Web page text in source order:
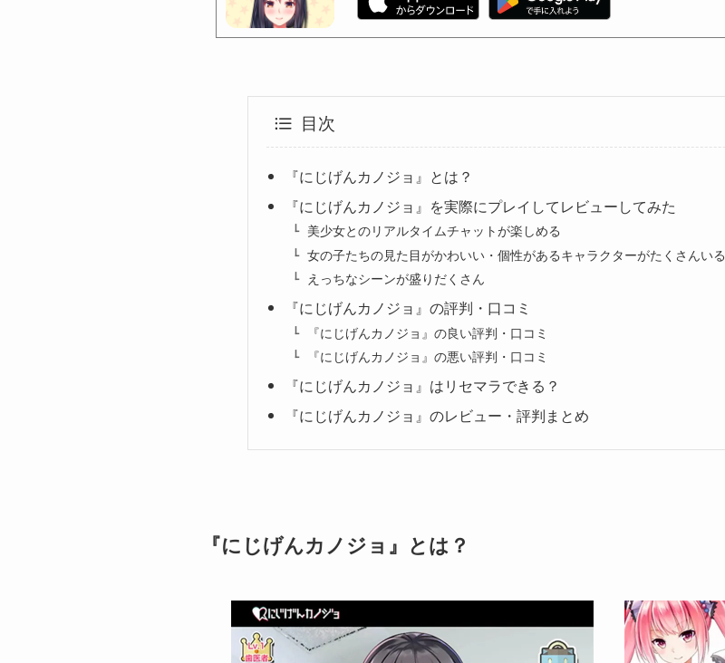
目次
『にじげんカノジョ』とは？
『にじげんカノジョ』を実際にプレイしてレビューしてみた
美少女とのリアルタイムチャットが楽しめる
女の子たちの見た目がかわいい・個性があるキャラクターがたくさんいる
えっちなシーンが盛りだくさん
『にじげんカノジョ』の評判・口コミ
『にじげんカノジョ』の良い評判・口コミ
『にじげんカノジョ』の悪い評判・口コミ
『にじげんカノジョ』はリセマラできる？
『にじげんカノジョ』のレビュー・評判まとめ
『にじげんカノジョ』とは？